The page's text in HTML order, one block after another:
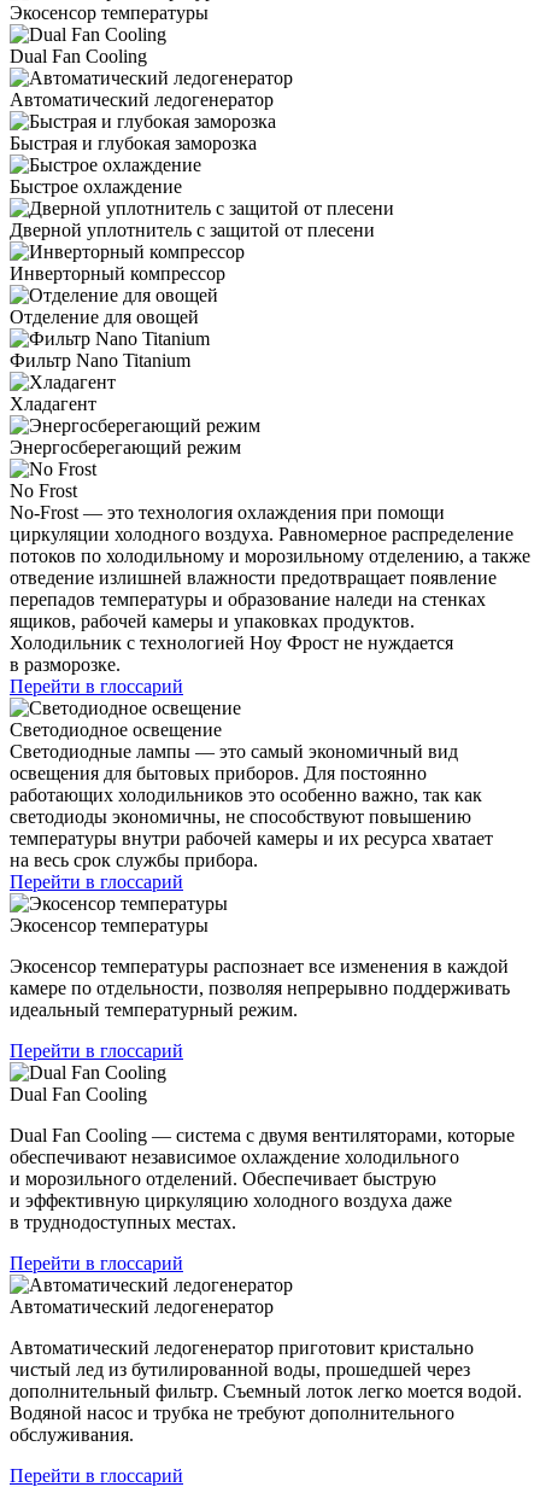
Экосенсор температуры
Dual Fan Cooling
Автоматический ледогенератор
Быстрая и глубокая заморозка
Быстрое охлаждение
Дверной уплотнитель с защитой от плесени
Инверторный компрессор
Отделение для овощей
Фильтр Nano Titanium
Хладагент
Энергосберегающий режим
No Frost
No-Frost — это технология охлаждения при помощи
циркуляции холодного воздуха. Равномерное распределение
потоков по холодильному и морозильному отделению, а также
отведение излишней влажности предотвращает появление
перепадов температуры и образование наледи на стенках
ящиков, рабочей камеры и упаковках продуктов.
Холодильник с технологией Ноу Фрост не нуждается
в разморозке.
Перейти в глоссарий
Светодиодное освещение
Светодиодные лампы — это самый экономичный вид
освещения для бытовых приборов. Для постоянно
работающих холодильников это особенно важно, так как
светодиоды экономичны, не способствуют повышению
температуры внутри рабочей камеры и их ресурса хватает
на весь срок службы прибора.
Перейти в глоссарий
Экосенсор температуры
Экосенсор температуры распознает все изменения в каждой
камере по отдельности, позволяя непрерывно поддерживать
идеальный температурный режим.
Перейти в глоссарий
Dual Fan Cooling
Dual Fan Cooling — система с двумя вентиляторами, которые
обеспечивают независимое охлаждение холодильного
и морозильного отделений. Обеспечивает быструю
и эффективную циркуляцию холодного воздуха даже
в труднодоступных местах.
Перейти в глоссарий
Автоматический ледогенератор
Автоматический ледогенератор приготовит кристально
чистый лед из бутилированной воды, прошедшей через
дополнительный фильтр. Съемный лоток легко моется водой.
Водяной насос и трубка не требуют дополнительного
обслуживания.
Перейти в глоссарий